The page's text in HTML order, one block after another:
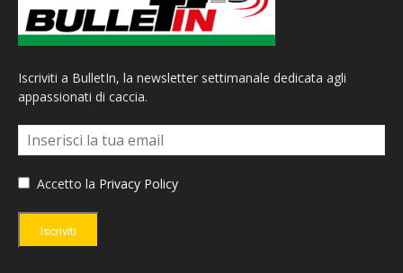
Iscriviti a BulletIn, la newsletter settimanale dedicata agli
appassionati di caccia.
Accetto la Privacy Policy
Iscriviti